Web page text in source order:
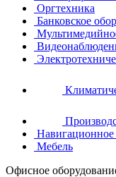
Оргтехника
Банковское
Навигационное
Мебель
Офисное